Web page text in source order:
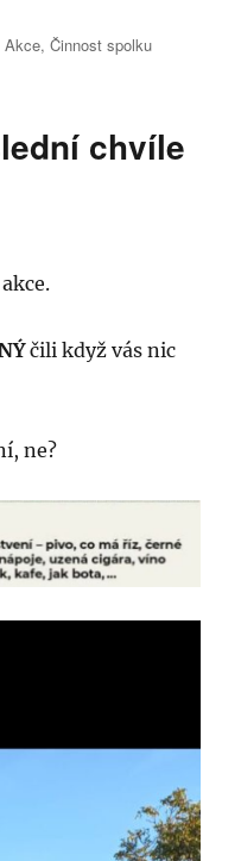
Rubriky:
Akce,Činnost spolku
chvíle
čili když vás nic
ne?